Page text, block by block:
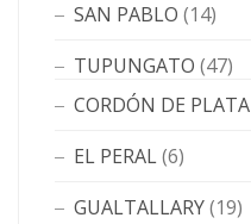
SAN PABLO (14)
TUPUNGATO (47)
CORDÓN DE PLATA
EL PERAL(6)
GUALTALLARY(19)